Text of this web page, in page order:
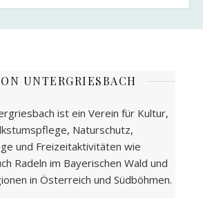
UNTERGRIESBACH
ist ein Verein für Kultur,
Naturschutz,
und Freizeitaktivitäten wie
Radeln im Bayerischen Wald und
in Österreich und Südböhmen.